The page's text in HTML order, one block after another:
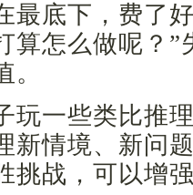
最底下，费了
算怎么做呢？”
玩一些类比推
新情境、新问
挑战，可以增